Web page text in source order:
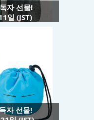
자 선물!
일 (JST)
자 선물!